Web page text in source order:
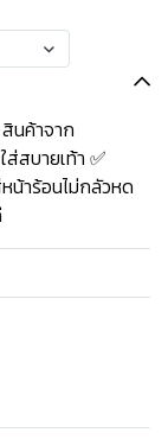
นค้าจาก
ส่สบายเท้า ✅
น้าร้อนไม่กลัวหด